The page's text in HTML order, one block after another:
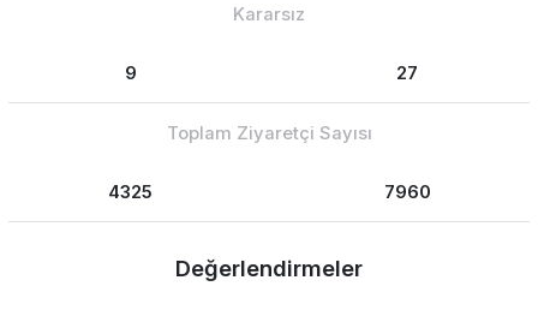
Kararsız
9 27
Toplam Ziyaretçi Sayısı
4325 7960
Değerlendirmeler